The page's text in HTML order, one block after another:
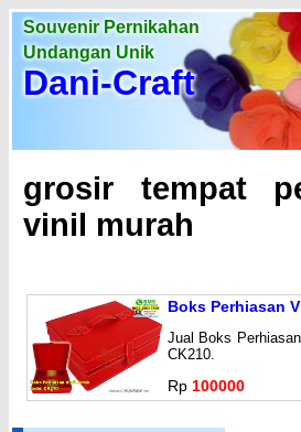
Souvenir Pernikahan
Undangan Unik
Dani-Craft
grosir tempat
vinil murah
Boks Perhiasan
Jual Boks
CK210.
Rp 100000